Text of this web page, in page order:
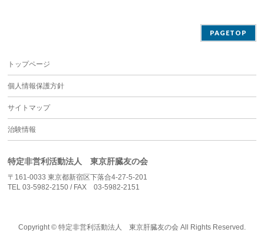
PAGETOP
トップページ
個人情報保護方針
サイトマップ
治験情報
特定非営利活動法人 東京肝臓友の会
〒161-0033 東京都新宿区下落合4-27-5-201
TEL 03-5982-2150 / FAX 03-5982-2151
Copyright © 特定非営利活動法人 東京肝臓友の会All Rights Reserved.